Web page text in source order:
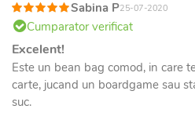
Sabina P25-07-2020
Cumparator verificat
Excelent!
Este un bean bag comod, in care
carte, jucand un boardgame sau
suc.